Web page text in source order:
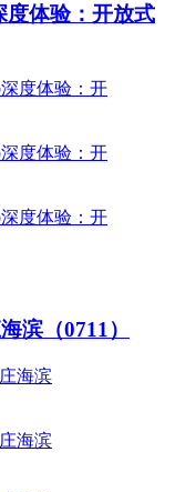
体验：开放式
滨（0711）